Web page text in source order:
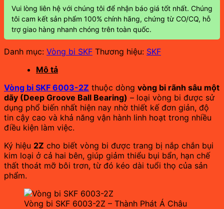
Vui lòng liên hệ với chúng tôi để nhận báo giá tốt nhất. Chúng
tôi cam kết sản phẩm 100% chính hãng, chứng từ CO/CQ, hỗ
trợ giao hàng nhanh chóng trên toàn quốc.
Danh mục: Vòng bi SKF Thương hiệu: SKF
Mô tả
Vòng bi SKF 6003-2Z thuộc dòng vòng bi rãnh sâu một
dãy (Deep Groove Ball Bearing) – loại vòng bi được sử
dụng phổ biến nhất hiện nay nhờ thiết kế đơn giản, độ
tin cậy cao và khả năng vận hành linh hoạt trong nhiều
điều kiện làm việc.
Ký hiệu 2Z cho biết vòng bi được trang bị nắp chắn bụi
kim loại ở cả hai bên, giúp giảm thiểu bụi bẩn, hạn chế
thất thoát mỡ bôi trơn, từ đó kéo dài tuổi thọ của sản
phẩm.
Vòng bi SKF 6003-2Z – Thành Phát Á Châu